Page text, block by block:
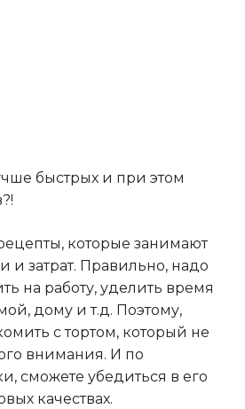
быстрых и при этом
которые занимают
затрат. Правильно, надо
на работу, уделить время
дому и т.д. Поэтому,
с тортом, который не
внимания. И по
сможете убедиться в его
качествах.